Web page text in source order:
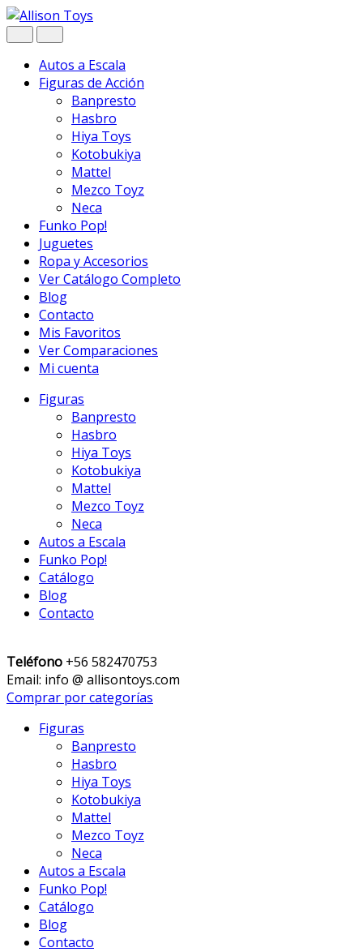
Navegar
Ir
al
Autos a Escala
Figuras de Acción
Banpresto
Hasbro
Hiya Toys
Kotobukiya
Mattel
Mezco Toyz
Neca
Funko Pop!
Juguetes
Ropa y Accesorios
Ver Catálogo Completo
Blog
Contacto
Mis Favoritos
Ver Comparaciones
Mi cuenta
Figuras
Banpresto
Hasbro
Hiya Toys
Kotobukiya
Mattel
Mezco Toyz
Neca
Autos a Escala
Funko Pop!
Catálogo
Blog
Contacto
Teléfono +56 582470753
Email: info @ allisontoys.com
Comprar por categorías
Figuras
Banpresto
Hasbro
Hiya Toys
Kotobukiya
Mattel
Mezco Toyz
Neca
Autos a Escala
Funko Pop!
Catálogo
Blog
Contacto